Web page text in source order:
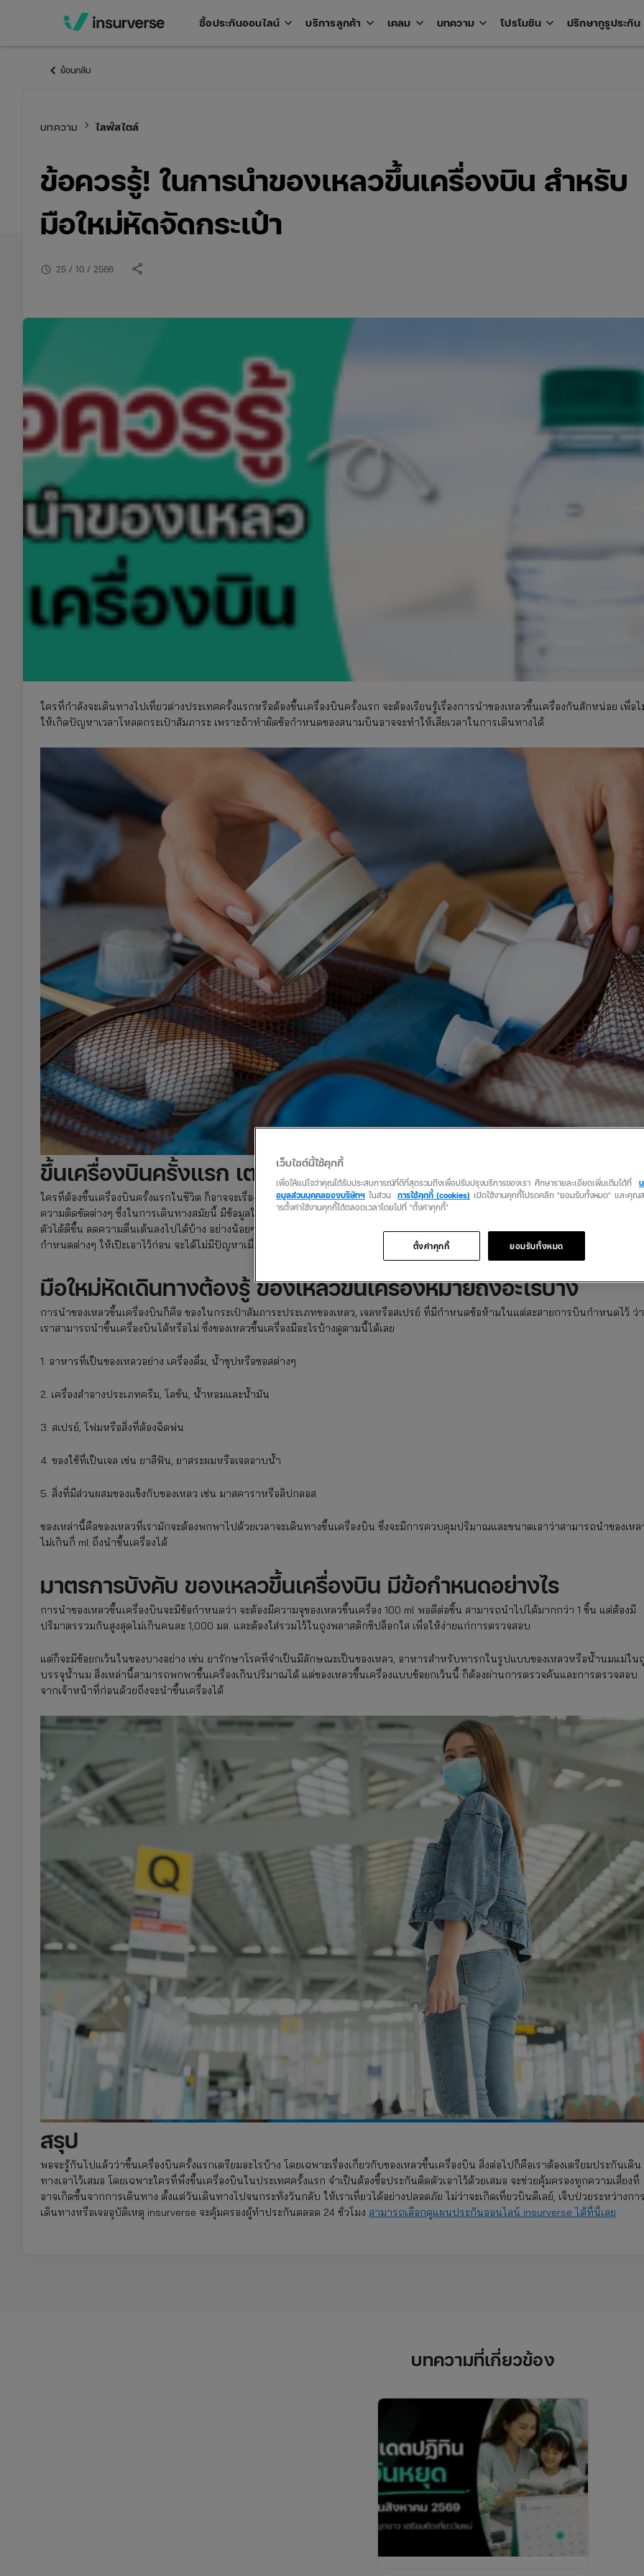
ซื้อประกันออนไลน์ keyboard_arrow_down Open
บริการลูกค้า keyboard_arrow_down Open
เคลม keyboard_arrow_down Open
บทความ keyboard_arrow_down Open
โปรโมชัน keyboard_arrow_down Open
ปรึกษากูรูประกัน
keyboard_arrow_left ย้อนกลับ
บทความ keyboard_arrow_right ไลฟ์สไตล์
ข้อควรรู้! ในการนำของเหลวขึ้นเครื่องบิน สำหรับ
มือใหม่หัดจัดกระเป๋า
schedule 25 / 10 / 2566 share
ใครที่กำลังจะเดินทางไปเที่ยวต่างประเทศครั้งแรกหรือต้องขึ้นเครื่องบินครั้งแรก จะต้องเรียนรู้เรื่องการนำของเหลวขึ้นเครื่องกันสักหน่อย เพื่อไ
ให้เกิดปัญหาเวลาโหลดกระเป๋าสัมภาระ เพราะถ้าทำผิดข้อกำหนดของสนามบินอาจจะทำให้เสียเวลาในการเดินทางได้
ขึ้นเครื่องบินครั้งแรก เตรียมตัวอย่างไรดี ไม่ให้ตื่นเต้น
ใครที่ต้องขึ้นเครื่องบินครั้งแรกในชีวิต ก็อาจจะเรื่องกังวลมากมายเต็มไปหมด กลัวว่าขึ้นเครื่องบินครั้งแรกน่ากลัวไหมหรือกลัวจะเกิดปัญหา
ความติดขัดต่างๆ ซึ่งในการเดินทางสมัยนี้ มีข้อมูลให้ศึกษาเพิ่มเติมทางโลกออนไลน์มากมาย ให้เราเรียนรู้ได้ก่อนใครจะทำให้เราสามารถเตรี
ตัวได้ดีขึ้น ลดความตื่นเต้นลงไปได้บ้าง อย่างน้อยๆ เรื่องการจัดกระเป๋าสัมภาระเกี่ยวกับประเภทของเหลวขึ้นเครื่อง เราควรศึกษาข้อห้ามและข้
กำหนดต่างๆ ให้เป๊ะเอาไว้ก่อน จะได้ไม่มีปัญหาเมื่อถูกตรวจค้นกระเป๋าเดินทางขึ้นมาให้กังวลใจ
มือใหม่หัดเดินทางต้องรู้ ของเหลวขึ้นเครื่องหมายถึงอะไรบ้าง
การนำของเหลวขึ้นเครื่องบินก็คือ ของในกระเป๋าสัมภาระประเภทของเหลว, เจลหรือสเปรย์ ที่มีกำหนดข้อห้ามในแต่ละสายการบินกำหนดไว้ ว่า
เราสามารถนำขึ้นเครื่องบินได้หรือไม่ ซึ่งของเหลวขึ้นเครื่องมีอะไรบ้างดูตามนี้ได้เลย
1. อาหารที่เป็นของเหลวอย่าง เครื่องดื่ม, น้ำซุปหรือซอสต่างๆ
2. เครื่องสำอางประเภทครีม, โลชั่น, น้ำหอมและน้ำมัน
3. สเปรย์, โฟมหรือสิ่งที่ต้องฉีดพ่น
4. ของใช้ที่เป็นเจล เช่น ยาสีฟัน, ยาสระผมหรือเจลอาบน้ำ
5. สิ่งที่มีส่วนผสมของแข็งกับของเหลว เช่น มาสคาราหรือลิปกลอส
ของเหล่านี้คือของเหลวที่เรามักจะต้องพกพาไปด้วยเวลาจะเดินทางขึ้นเครื่องบิน ซึ่งจะมีการควบคุมปริมาณและขนาดเอาว่าสามารถนำของเหล
ไม่เกินกี่ ml ถึงนำขึ้นเครื่องได้
มาตรการบังคับ ของเหลวขึ้นเครื่องบิน มีข้อกำหนดอย่างไร
การนำของเหลวขึ้นเครื่องบินจะมีข้อกำหนดว่า จะต้องมีความจุของเหลวขึ้นเครื่อง 100 ml พอดีต่อชิ้น สามารถนำไปได้มากกว่า 1 ชิ้น แต่ต้องมี
ปริมาตรรวมกันสูงสุดไม่เกินคนละ 1,000 มล. และต้องใส่รวมไว้ในถุงพลาสติกซิปล็อกใส เพื่อให้ง่ายแก่การตรวจสอบ
แต่ก็จะมีข้อยกเว้นในของบางอย่าง เช่น ยารักษาโรคที่จำเป็นมีลักษณะเป็นของเหลว, อาหารสำหรับทารกในรูปแบบของเหลวหรือน้ำนมแม่ใน
บรรจุน้ำนม สิ่งเหล่านี้สามารถพกพาขึ้นเครื่องเกินปริมาณได้ แต่ของเหลวขึ้นเครื่องแบบข้อยกเว้นนี้ ก็ต้องผ่านการตรวจค้นและการตรวจสอบ
จากเจ้าหน้าที่ก่อนด้วยถึงจะนำขึ้นเครื่องได้
สรุป
พอจะรู้กันไปแล้วว่าขึ้นเครื่องบินครั้งแรกเตรียมอะไรบ้าง โดยเฉพาะเรื่องเกี่ยวกับของเหลวขึ้นเครื่องบิน สิ่งต่อไปก็คือเราต้องเตรียมประกันเดิน
ทางเอาไว้เสมอ โดยเฉพาะใครที่พึ่งขึ้นเครื่องบินในประเทศครั้งแรก จำเป็นต้องซื้อประกันติดตัวเอาไว้ด้วยเสมอ จะช่วยคุ้มครองทุกความเสี่ยงที่
อาจเกิดขึ้นจากการเดินทาง ตั้งแต่วันเดินทางไปจนกระทั่งวันกลับ ให้เราเที่ยวได้อย่างปลอดภัย ไม่ว่าจะเกิดเที่ยวบินดีเลย์, เจ็บป่วยระหว่างกา
เดินทางหรือเจออุบัติเหตุ insurverse จะคุ้มครองผู้ทำประกันตลอด 24 ชั่วโมง สามารถเลือกดูแผนประกันออนไลน์ insurverse ได้ที่นี่เลย
บทความที่เกี่ยวข้อง
เว็บไซต์นี้ใช้คุกกี้
เพื่อให้แน่ใจว่าคุณได้รับประสบการณ์ที่ดีที่สุดรวมถึงเพื่อปรับปรุงบริการของเรา ศึกษารายละเอียดเพิ่มเติมได้ที่
อมูลส่วนบุคคลของบริษัทฯ ในส่วน การใช้คุกกี้ (cookies) เปิดใช้งานคุกกี้โปรดคลิก "ยอมรับทั้งหมด" และคุณ
ารตั้งค่าใช้งานคุกกี้ได้ตลอดเวลาโดยไปที่ "ตั้งค่าคุกกี้"
ยอมรับทั้งหมด
ตั้งค่าคุกกี้